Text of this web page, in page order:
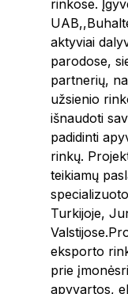
rinkose.
aktyviai
parodose,
partnerių,
užsienio
išnaudoti
padidinti
rinkų.
teikiamų
Turkijoje,
eksporto
prie
apyvartos,